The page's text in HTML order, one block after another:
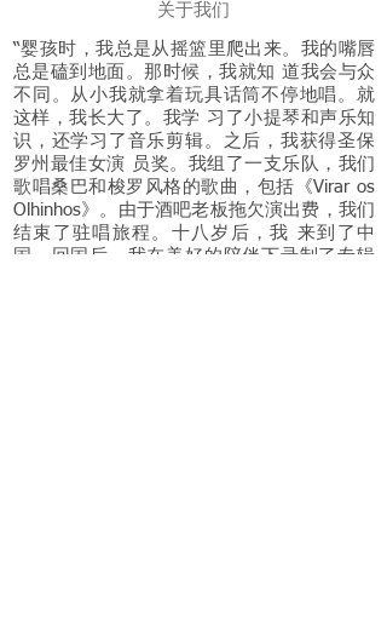
关于我们
“婴孩时，我总是从摇篮里爬出来。我的嘴唇
总是磕到地面。那时候，我就知 道我会与众
不同。从小我就拿着玩具话筒不停地唱。就
这样，我长大了。我学 习了小提琴和声乐知
识，还学习了音乐剪辑。之后，我获得圣保
罗州最佳女演 员奖。我组了一支乐队，我们
歌唱桑巴和梭罗风格的歌曲，包括《Virar os
Olhinhos》。由于酒吧老板拖欠演出费，我们
结束了驻唱旅程。十八岁后，我 来到了中
国。回国后，我在美好的陪伴下录制了专辑